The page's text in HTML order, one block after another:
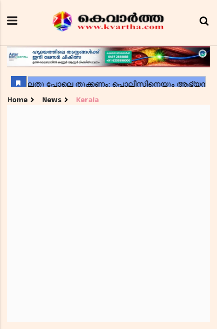
Home News Kerala